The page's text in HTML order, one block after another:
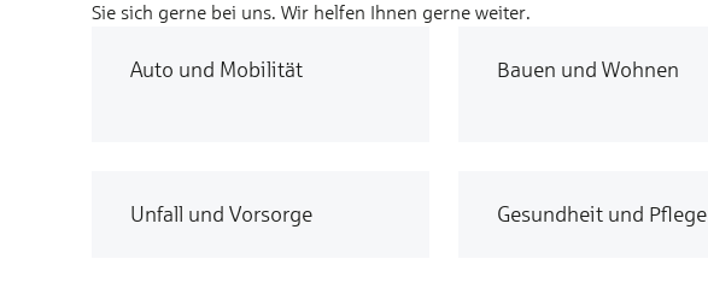
Sie sich gerne bei uns. Wir helfen Ihnen gerne weiter.
Auto und Mobilität Bauen und Wohnen
Unfall und Vorsorge Gesundheit und Pflege